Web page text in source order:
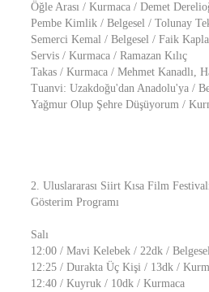
Öğle Arası / Kurmaca / Demet
Pembe Kimlik / Belgesel / Tolunay
Semerci Kemal / Belgesel / Faik
Servis / Kurmaca / Ramazan Kılıç
Takas / Kurmaca / Mehmet Kanadlı,
Tuanvi: Uzakdoğu'dan Anadolu'ya /
Yağmur Olup Şehre Düşüyorum /
2. Uluslararası Siirt Kısa Film
Gösterim Programı
Salı
12:00 / Mavi Kelebek / 22dk /
12:25 / Durakta Üç Kişi / 13dk /
12:40 / Kuyruk / 10dk / Kurmaca